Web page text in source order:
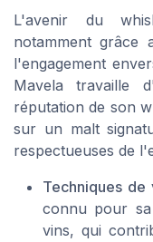
L'avenir du
notamment grâce
l'engagement
Mavela travaille
réputation de son
sur un malt
respectueuses de
Techniques de
connu pour
vins, qui